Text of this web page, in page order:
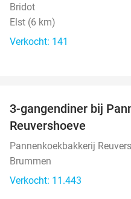
Bridot
Elst (6 km)
Verkocht: 141
3-gangendiner bij
Reuvershoeve
Pannenkoekbakkerij
Brummen
Verkocht: 11.443